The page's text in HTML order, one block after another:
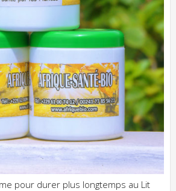
pour durer plus longtemps au Lit